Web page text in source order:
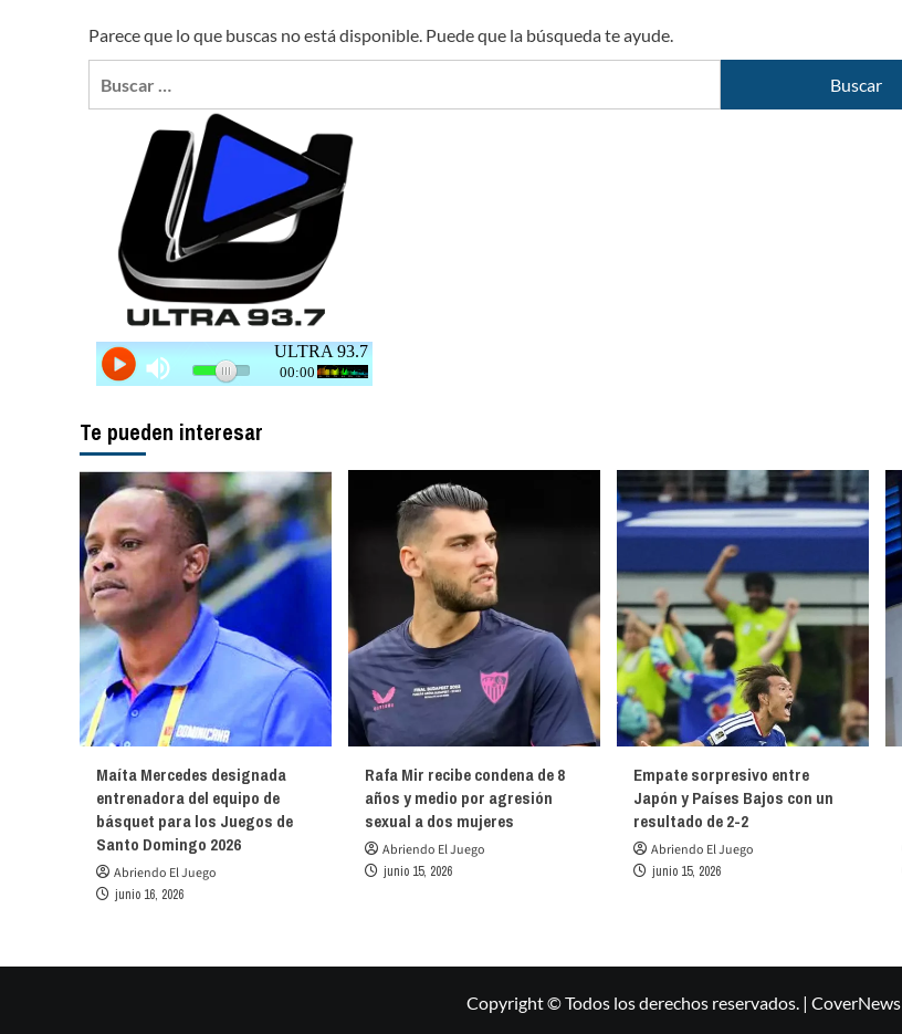
Parece que lo que buscas no está disponible. Puede que la búsqueda te ayude.
Te pueden interesar
Maíta Mercedes designada
entrenadora del equipo de
básquet para los Juegos de
Santo Domingo 2026
Abriendo El Juego
junio 16, 2026
Rafa Mir recibe condena de 8
años y medio por agresión
sexual a dos mujeres
Abriendo El Juego
junio 15, 2026
Empate sorpresivo entre
Japón y Países Bajos con un
resultado de 2-2
Abriendo El Juego
junio 15, 2026
Copyright © Todos los derechos reservados. | CoverNews